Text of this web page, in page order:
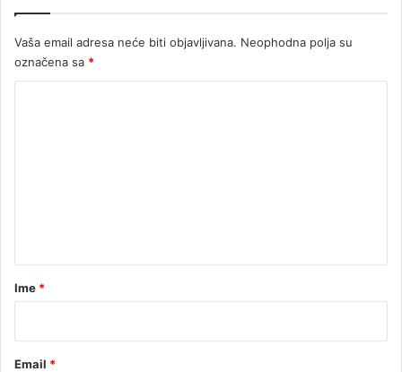
Vaša email adresa neće biti objavljivana. Neophodna polja su
označena sa *
rIme *
Email *